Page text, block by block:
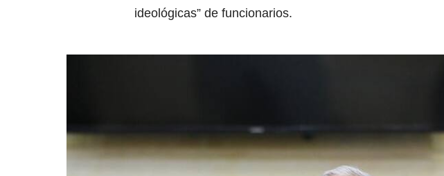
ideológicas” de funcionarios.